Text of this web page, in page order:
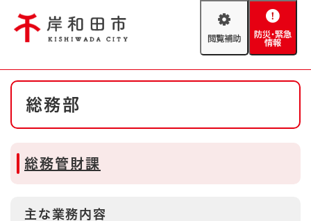
閲
助
防
緊
やさしい日本語
文字サイズ 標準
防災・緊急情報
ハザードマップ AED設置箇所
本
総務部
総務管財課
主な業務内容